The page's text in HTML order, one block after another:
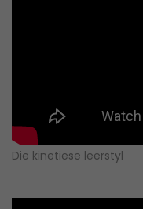
Die kinetiese leerstyl